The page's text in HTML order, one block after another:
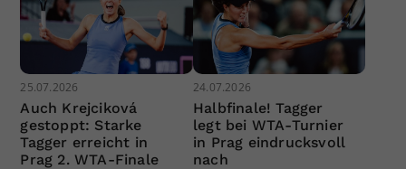
25.07.2026
Auch Krejciková
gestoppt: Starke
Tagger erreicht in
Prag 2. WTA-Finale
24.07.2026
Halbfinale! Tagger
legt bei WTA-Turnier
in Prag eindrucksvoll
nach